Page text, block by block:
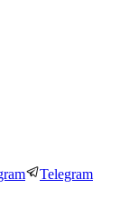
Telegram